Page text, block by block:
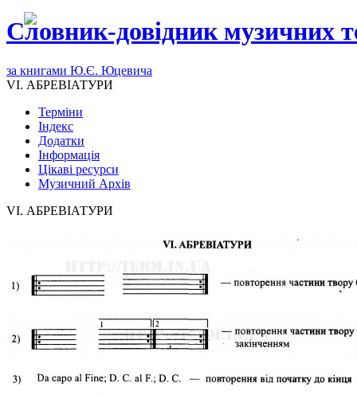
Словник-довідник музичних
за книгами Ю.Є. Юцевича
VI. АБРЕВІАТУРИ
Терміни
Індекс
Додатки
Інформація
Цікаві ресурси
Музичний Архів
VI. АБРЕВІАТУРИ